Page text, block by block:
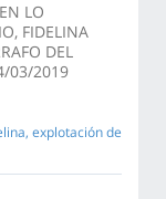
LO
FIDELINA
DEL
03/2019
explotación de